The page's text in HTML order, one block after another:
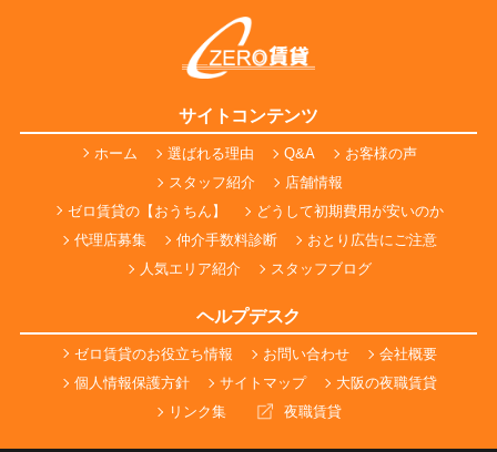
サイトコンテンツ
ホーム 選ばれる理由 Q&A
お客様の声
スタッフ紹介
店舗情報
ゼロ賃貸の【おうちん】
どうして初期費用が安いのか
代理店募集
仲介手数料診断
おとり広告にご注意
人気エリア紹介
スタッフブログ
ヘルプデスク
ゼロ賃貸のお役立ち情報 お問い合わせ
会社概要
個人情報保護方針
サイトマップ
大阪の夜職賃貸
リンク集
夜職賃貸